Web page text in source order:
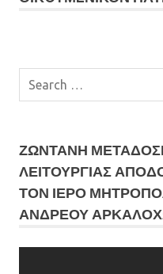
ΖΩΝΤΑΝΗ
ΛΕΙΤΟΥΡΓΙΑΣ
ΤΟΝ ΙΕΡΟ
ΑΝΔΡΕΟΥ